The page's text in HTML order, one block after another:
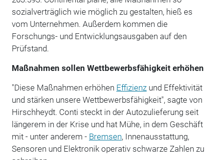
sozialverträglich wie möglich zu gestalten, hieß es
vom Unternehmen. Außerdem kommen die
Forschungs- und Entwicklungsausgaben auf den
Prüfstand.
Maßnahmen sollen Wettbewerbsfähigkeit erhöhen
"Diese Maßnahmen erhöhen Effizienzund Effektivität
und stärken unsere Wettbewerbsfähigkeit", sagte von
Hirschheydt. Conti steckt in der Autozulieferung seit
längerem in der Krise und hat Mühe, in dem Geschäft
mit - unter anderem - Bremsen, Innenausstattung,
Sensoren und Elektronik operativ schwarze Zahlen zu